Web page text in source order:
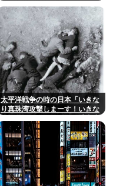
太平洋戦争の時の日本「いきな
り真珠湾攻撃しまーす！いきな
待しまーす！」